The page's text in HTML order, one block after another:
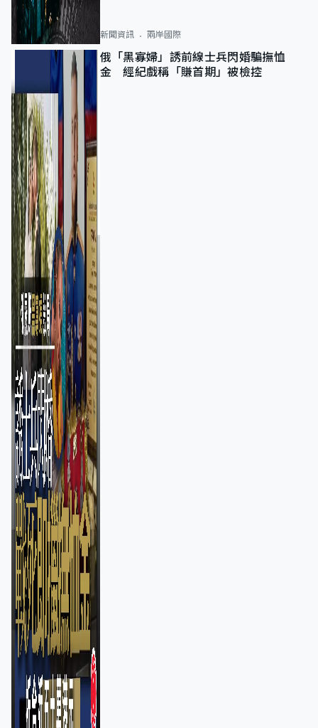
新聞資訊 兩岸國際
俄「黑寡婦」誘前線士兵閃婚騙撫恤
金 經紀戲稱「賺首期」被檢控